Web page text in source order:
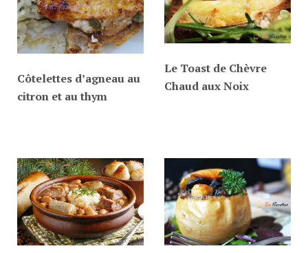
Côtelettes d’agneau au
citron et au thym
Le Toast de Chèvre
Chaud aux Noix